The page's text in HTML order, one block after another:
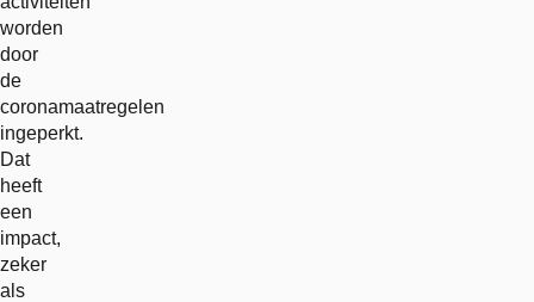
worden
door
de
coronamaatregelen
ingeperkt.
Dat
heeft
een
impact,
zeker
als